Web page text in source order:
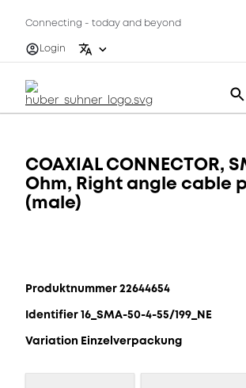
Connecting - today and beyond
Login
COAXIAL CONNECTOR,
Ohm, Right angle cable
(male)
Produktnummer 22644654
Identifier 16_SMA-50-4-55/199_NE
Variation Einzelverpackung